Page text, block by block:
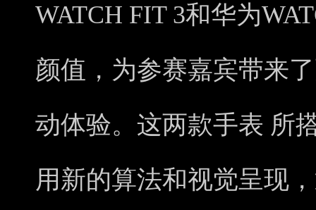
WATCH FIT 3和华为
颜值，为参赛嘉宾带来
动体验。这两款手表 所
用新的算法和视觉呈现